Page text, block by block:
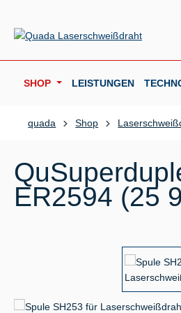
SHOP LEISTUNGEN
quada Shop
ER2594 (25
Bildergalerie überspringen